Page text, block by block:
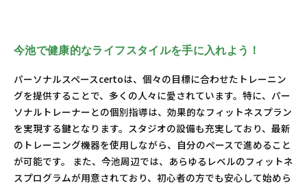
今池で健康的なライフスタイルを手に入れよう！
パーソナルスペースcertoは、個々の目標に合わせたトレーニン
グを提供することで、多くの人々に愛されています。特に、パー
ソナルトレーナーとの個別指導は、効果的なフィットネスプラン
を実現する鍵となります。スタジオの設備も充実しており、最新
のトレーニング機器を使用しながら、自分のペースで進めること
が可能です。 また、今池周辺では、あらゆるレベルのフィットネ
スプログラムが用意されており、初心者の方でも安心して始めら